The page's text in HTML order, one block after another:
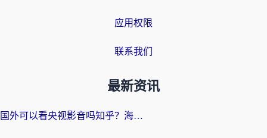
应用权限
联系我们
最新资讯
国外可以看央视影音吗知乎？海外党亲测有效的回国加速方案